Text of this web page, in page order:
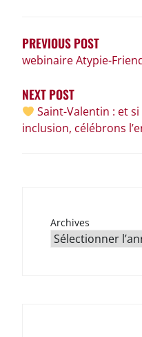
L’ARTICLE
PREVIOUS POST
webinaire Atypie-
NEXT POST
Saint-Valentin : et
inclusion, célébrons
Archives